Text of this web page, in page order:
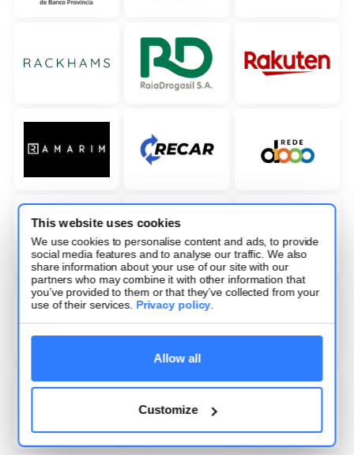
This website uses cookies
We use cookies to personalise content and ads, to provide
social media features and to analyse our traffic. We also
share information about your use of our site with our
partners who may combine it with other information that
you’ve provided to them or that they’ve collected from your
use of their services. Privacy policy.
Allow all
Customize